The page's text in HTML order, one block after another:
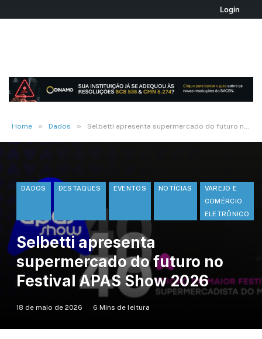
Login
Home » Dados » Selbetti apresenta supermercado do futuro no Festival APAS Show 2026
DADOS DESTAQUES EVENTOS NOTÍCIAS
VAREJO E
COMÉRCIO
ELETRÔNICO
Selbetti apresenta
supermercado do futuro no
Festival APAS Show 2026
18 de maio de 2026 6 Mins de leitura